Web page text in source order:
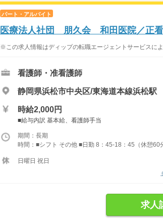
パート・アルバイト
医療法人社団 朋久会 和田医院／正
※この求人情報はディップの転職エージェントサービスに
看護師・准看護師
静岡県浜松市中央区/東海道本線浜松駅
時給2,000円
■給与内訳 基本給、看護師手当
期間：長期
時間：■シフト その他 ■日勤 8：45-18：45（休憩60
日曜日 祝日
求人